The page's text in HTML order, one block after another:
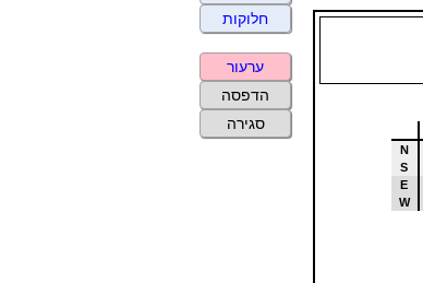
N
S
E
W
חלוקות
ערעור
הדפסה
סגירה